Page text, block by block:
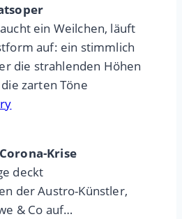
ein Weilchen, läuft
auf: ein stimmlich
die strahlenden Höhen
zarten Töne
Krise
deckt
der Austro-Künstler,
& Co auf…